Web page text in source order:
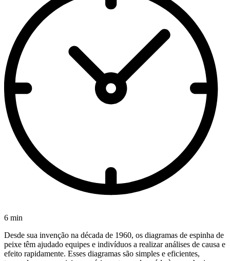
6 min
Desde sua invenção na década de 1960, os diagramas de espinha de
peixe têm ajudado equipes e indivíduos a realizar análises de causa e
efeito rapidamente. Esses diagramas são simples e eficientes,